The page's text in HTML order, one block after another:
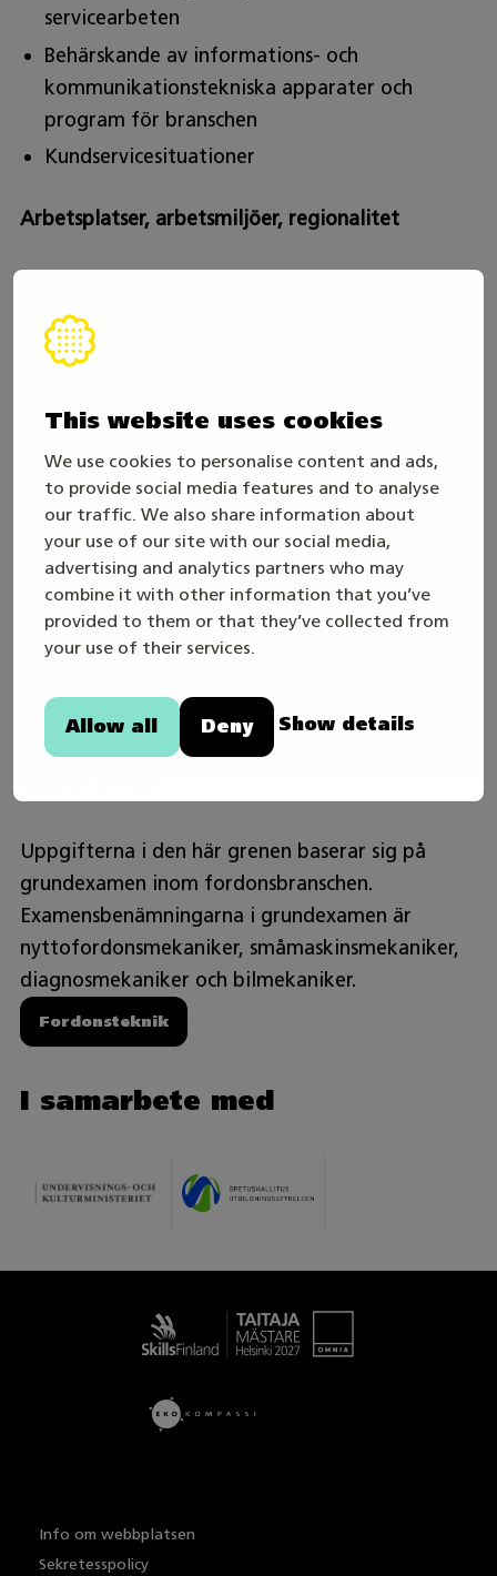
This website uses cookies
We use cookies to personalise content and ads,
to provide social media features and to analyse
our traffic. We also share information about
your use of our site with our social media,
advertising and analytics partners who may
combine it with other information that you’ve
provided to them or that they’ve collected from
your use of their services.
Allow all Deny Show details
servicearbeten
Behärskande av informations- och
kommunikationstekniska apparater och
program för branschen
Kundservicesituationer
Arbetsplatser, arbetsmiljöer, regionalitet
eller ett transportföretag, en bilverkstad, en
affär som säljer bilar eller reservdelar, en
tillverkar fordonskarosser, specialfordon och
Arbete utförs runt om i Finland.
Arbetstider?
Arbetet utförs i regel på vardagar, men
beroende på arbetsplats även på lördagar.
Arbetet utförs i allmänhet på dagen, men
kvällsarbete är möjligt.
Bransch och examen som uppgifterna i grenen
Uppgifterna i den här grenen baserar sig på
grundexamen inom fordonsbranschen.
Examensbenämningarna i grundexamen är
nyttofordonsmekaniker, småmaskinsmekaniker,
diagnosmekaniker och bilmekaniker.
Fordonsteknik
I samarbete med
Info om webbplatsen
Sekretesspolicy